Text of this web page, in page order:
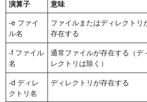
演算子 意味
-e ファイ
ル名
ファイルまたはディレクトリ
存在する
-f ファイル
名
通常ファイルが存在する（デ
レクトリは除く）
-d ディレ
クトリ名
ディレクトリが存在する